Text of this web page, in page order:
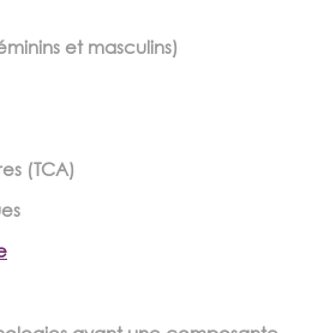
et masculins)
(TCA)